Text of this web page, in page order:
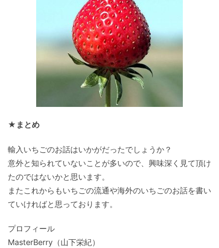
★まとめ
輸入いちごのお話はいかがだったでしょうか？
意外と知られていないことが多いので、興味深く見て頂け
たのではないかと思います。
またこれからもいちごの流通や海外のいちごのお話を書い
ていければと思っております。
プロフィール
MasterBerry（山下栄紀）